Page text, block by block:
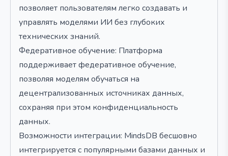
позволяет пользователям легко создавать и
управлять моделями ИИ без глубоких
технических знаний.
Федеративное обучение: Платформа
поддерживает федеративное обучение,
позволяя моделям обучаться на
децентрализованных источниках данных,
сохраняя при этом конфиденциальность
данных.
Возможности интеграции: MindsDB бесшовно
интегрируется с популярными базами данных и